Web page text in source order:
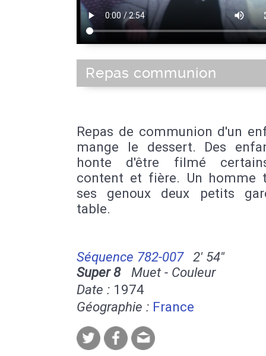
Repas communion
Repas de communion d'un
mange le dessert. Des
honte d'être filmé
content et fière. Un homme
ses genoux deux petits
table.
Séquence 782-007
2' 54''
Super 8Muet - Couleur
Date : 1974
Géographie : France